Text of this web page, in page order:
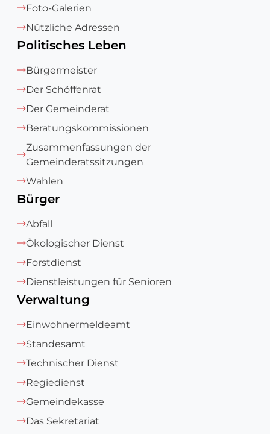
Foto-Galerien
Nützliche Adressen
Politisches Leben
Bürgermeister
Der Schöffenrat
Der Gemeinderat
Beratungskommissionen
Zusammenfassungen der
Gemeinderatssitzungen
Wahlen
Bürger
Abfall
Ökologischer Dienst
Forstdienst
Dienstleistungen für Senioren
Verwaltung
Einwohnermeldeamt
Standesamt
Technischer Dienst
Regiedienst
Gemeindekasse
Das Sekretariat